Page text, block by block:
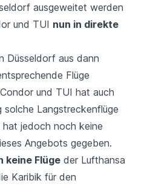
ausgeweitet werden
und TUI nun in direkte
Düsseldorf aus dann
Flüge
und TUI hat auch
solche Langstreckenflüge
jedoch noch keine
Angebots gegeben.
keine Flüge der Lufthansa
Karibik für den